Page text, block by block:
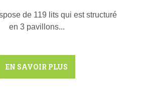
de 119 lits qui est structuré
en 3 pavillons...
EN SAVOIR PLUS